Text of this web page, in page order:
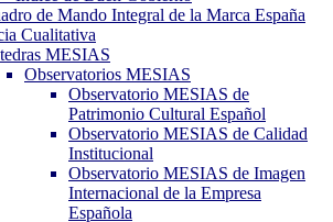
de Mando Integral de la Marca España
Cualitativa
MESIAS
Observatorios MESIAS
Observatorio MESIAS de
Patrimonio Cultural Español
Observatorio MESIAS de Calidad
Institucional
Observatorio MESIAS de Imagen
Internacional de la Empresa
Española